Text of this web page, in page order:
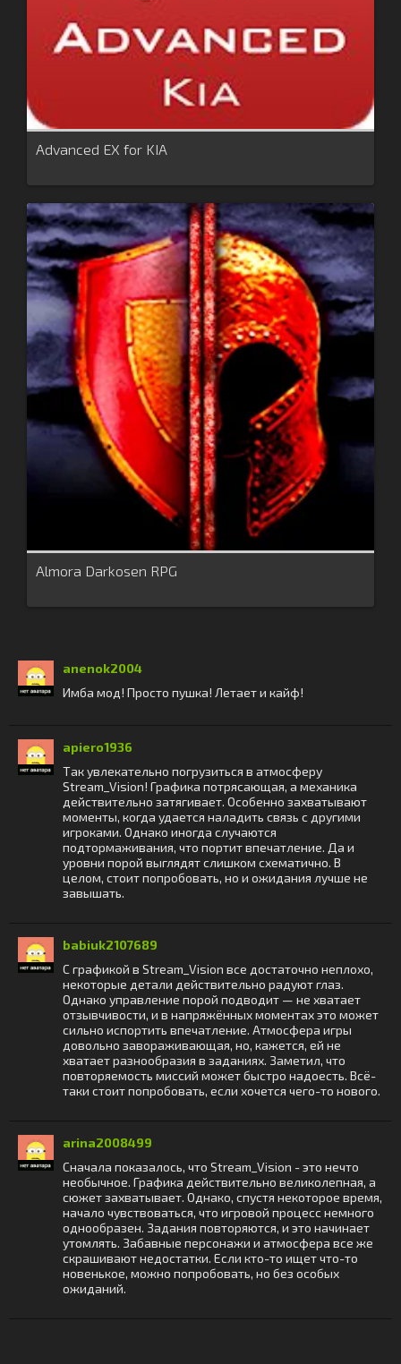
Advanced EX for KIA
Almora Darkosen RPG
anenok2004
Имба мод! Просто пушка! Летает и кайф!
apiero1936
Так увлекательно погрузиться в атмосферу
Stream_Vision! Графика потрясающая, а механика
действительно затягивает. Особенно захватывают
моменты, когда удается наладить связь с другими
игроками. Однако иногда случаются
подтормаживания, что портит впечатление. Да и
уровни порой выглядят слишком схематично. В
целом, стоит попробовать, но и ожидания лучше не
завышать.
babiuk2107689
С графикой в Stream_Vision все достаточно неплохо,
некоторые детали действительно радуют глаз.
Однако управление порой подводит — не хватает
отзывчивости, и в напряжённых моментах это может
сильно испортить впечатление. Атмосфера игры
довольно завораживающая, но, кажется, ей не
хватает разнообразия в заданиях. Заметил, что
повторяемость миссий может быстро надоесть. Всё-
таки стоит попробовать, если хочется чего-то нового.
arina2008499
Сначала показалось, что Stream_Vision - это нечто
необычное. Графика действительно великолепная, а
сюжет захватывает. Однако, спустя некоторое время,
начало чувствоваться, что игровой процесс немного
однообразен. Задания повторяются, и это начинает
утомлять. Забавные персонажи и атмосфера все же
скрашивают недостатки. Если кто-то ищет что-то
новенькое, можно попробовать, но без особых
ожиданий.